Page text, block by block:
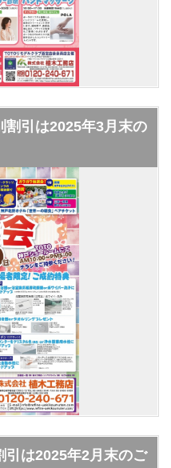
割引は2025年3月末の
引は2025年2月末のご